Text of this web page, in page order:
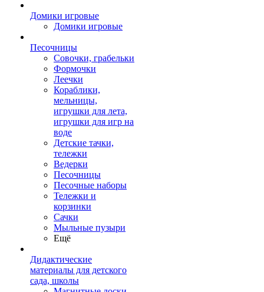
Домики игровые
Домики игровые
Песочницы
Совочки, грабельки
Формочки
Леечки
Кораблики,
мельницы,
игрушки для лета,
игрушки для игр на
воде
Детские тачки,
тележки
Ведерки
Песочницы
Песочные наборы
Тележки и
корзинки
Сачки
Мыльные пузыри
Ещё
Дидактические
материалы для детского
сада, школы